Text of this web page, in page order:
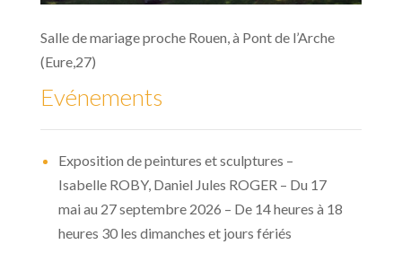
Salle de mariage proche Rouen, à Pont de l’Arche
(Eure,27)
Evénements
Exposition de peintures et sculptures –
Isabelle ROBY, Daniel Jules ROGER – Du 17
mai au 27 septembre 2026 – De 14 heures à 18
heures 30 les dimanches et jours fériés